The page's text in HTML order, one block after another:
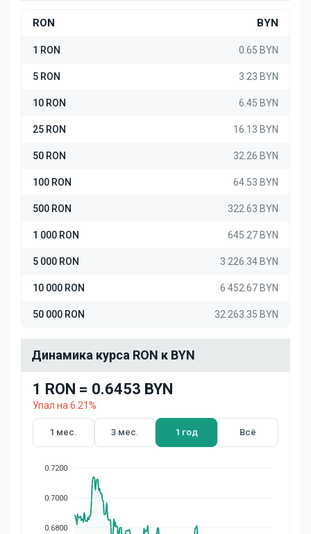
RON BYN
1 RON 0.65 BYN
5 RON 3.23 BYN
10 RON 6.45 BYN
25 RON 16.13 BYN
50 RON 32.26 BYN
100 RON 64.53 BYN
500 RON 322.63 BYN
1 000 RON 645.27 BYN
5 000 RON 3 226.34 BYN
10 000 RON 6 452.67 BYN
50 000 RON 32 263.35 BYN
Динамика курса RON к BYN
1 RON = 0.6453 BYN
Упал на 6.21%
1 мес. 3 мес. 1 год Всё
0.7200
0.7000
0.6800